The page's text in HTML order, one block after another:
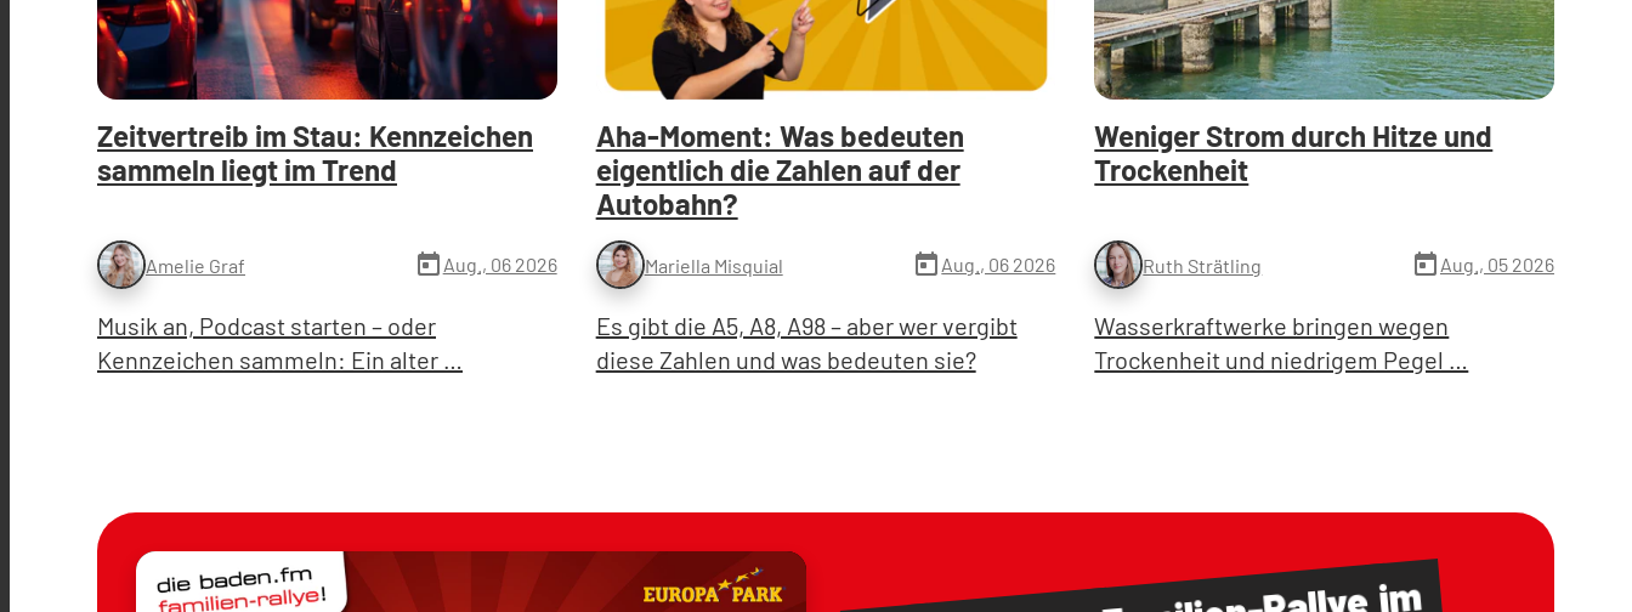
Zeitvertreib im Stau: Kennzeichen
sammeln liegt im Trend
Amelie Graf today Aug., 06 2026
Musik an, Podcast starten – oder
Kennzeichen sammeln: Ein alter …
Aha-Moment: Was bedeuten
eigentlich die Zahlen auf der
Autobahn?
Mariella Misquial todayAug., 06 2026
Es gibt die A5, A8, A98 – aber wer vergibt
diese Zahlen und was bedeuten sie?
Weniger Strom durch Hitze und
Trockenheit
Ruth Strätling today Aug., 05 2026
Wasserkraftwerke bringen wegen
Trockenheit und niedrigem Pegel …
im